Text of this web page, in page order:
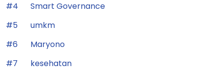
#4
Smart Governance
#5
umkm
#6
Maryono
#7
kesehatan